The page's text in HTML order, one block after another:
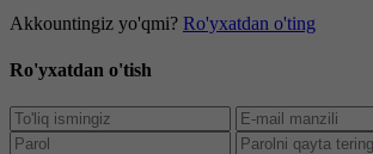
Akkountingiz yo'qmi? Ro'yxatdan o'ting
Ro'yxatdan o'tish